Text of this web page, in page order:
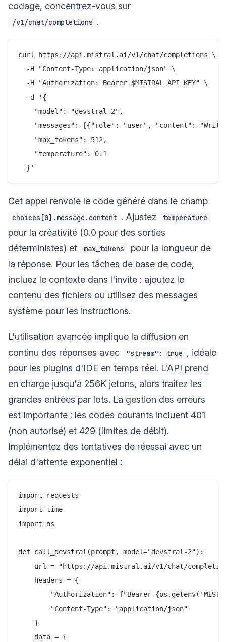
codage, concentrez-vous sur
/v1/chat/completions .
curl https://api.mistral.ai/v1/chat/completions \
  -H "Content-Type: application/json" \
  -H "Authorization: Bearer $MISTRAL_API_KEY" \
  -d '{
    "model": "devstral-2",
"messages": [{"role": "user", "content":
    "max_tokens": 512,
    "temperature": 0.1
Cet appel renvoie le code généré dans le champ
choices[0].message.content . Ajustez temperature
pour la créativité (0.0 pour des sorties
déterministes) et
max_tokens
pour la longueur de
la réponse. Pour les tâches de base de code,
incluez le contexte dans l'invite : ajoutez le
contenu des fichiers ou utilisez des messages
système pour les instructions.
L'utilisation avancée implique la diffusion en
continu des réponses avec
"stream": true , idéale
pour les plugins d'IDE en temps réel. L'API prend
en charge jusqu'à 256K jetons, alors traitez les
grandes entrées par lots. La gestion des erreurs
est importante ; les codes courants incluent 401
(non autorisé) et 429 (limites de débit).
Implémentez des tentatives de réessai avec un
délai d'attente exponentiel :
import requests
import time
import os
def call_devstral(prompt, model="devstral-2"):
url = "https://api.mistral.ai/v1/chat/
    headers = {
"Authorization": f"Bearer
        "Content-Type": "application/json"
    }
    data = {